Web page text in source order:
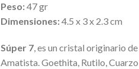
Peso:47 gr
Dimensiones:4.5 x 3 x 2.3 cm
Súper 7, es un cristal originario
Amatista. Goethita, Rutilo,